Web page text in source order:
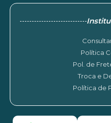
Política
Pol. de
Troca e
Política de